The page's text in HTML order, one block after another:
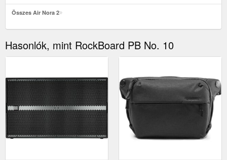
Összes Air Nora 2
Hasonlók, mint RockBoard PB No. 10